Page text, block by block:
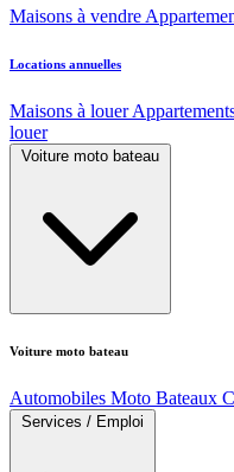
Maisons à vendre
Locations annuelles
Maisons à louer
louer
Voiture moto bateau
Voiture moto bateau
Automobiles Moto Bateaux
Services / Emploi